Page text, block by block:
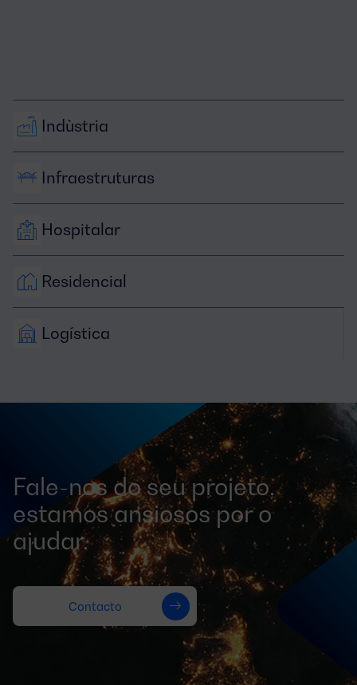
Indùstria
Infraestruturas
Hospitalar
Residencial
Logística
Fale-nos do seu projeto,
estamos ansiosos por o
ajudar.
Contacto